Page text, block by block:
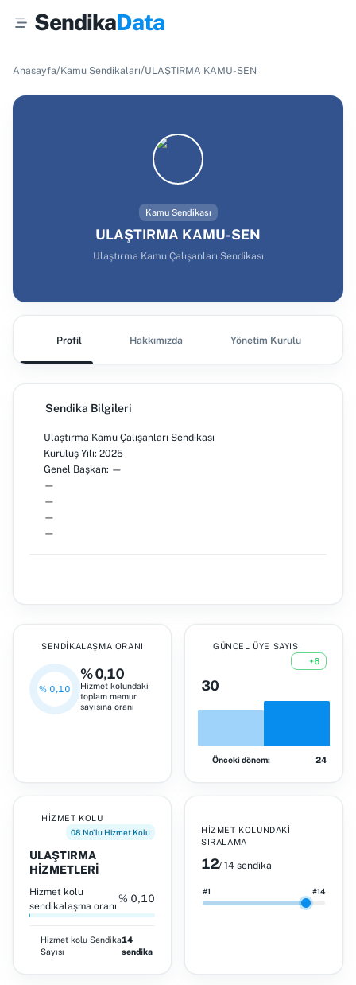
SendikaData
Anasayfa/Kamu Sendikaları/ULAŞTIRMA KAMU-SEN
Kamu Sendikası
ULAŞTIRMA KAMU-SEN
Ulaştırma Kamu Çalışanları Sendikası
Profil Hakkımızda Yönetim Kurulu
Sendika Bilgileri
Ulaştırma Kamu Çalışanları Sendikası
Kuruluş Yılı: 2025
Genel Başkan: —
—
—
—
—
SENDIKALAŞMA ORANI
% 0,10
% 0,10
Hizmet kolundaki
toplam memur
sayısına oranı
GÜNCEL ÜYE SAYISI
+6
30
Önceki dönem: 24
HIZMET KOLU
08 No'lu Hizmet Kolu
ULAŞTIRMA
HİZMETLERİ
Hizmet kolu
sendikalaşma oranı
% 0,10
Hizmet kolu Sendika
Sayısı
14
sendika
HIZMET KOLUNDAKI
SIRALAMA
12/ 14 sendika
#1 #14